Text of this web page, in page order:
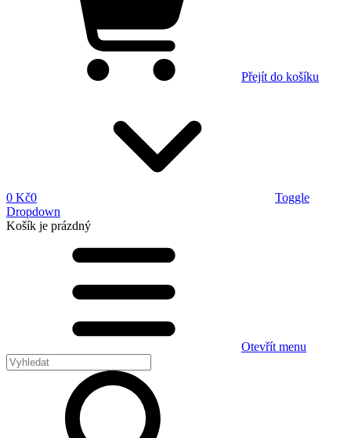
Přejít do košíku
0 Kč0
Toggle
Dropdown
Košík je prázdný
Otevřít menu